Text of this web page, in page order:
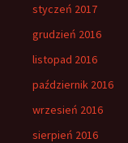
styczeń 2017
grudzień 2016
listopad 2016
październik 2016
wrzesień 2016
sierpień 2016